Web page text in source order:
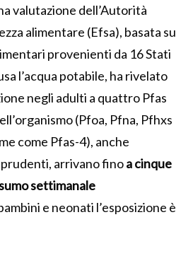
valutazione dell’Autorità
alimentare (Efsa), basata su
provenienti da 16 Stati
l’acqua potabile, ha rivelato
negli adulti a quattro Pfas
(Pfoa, Pfna, Pfhxs
come Pfas-4), anche
arrivano finoa cinque
settimanale
e neonati l’esposizione è